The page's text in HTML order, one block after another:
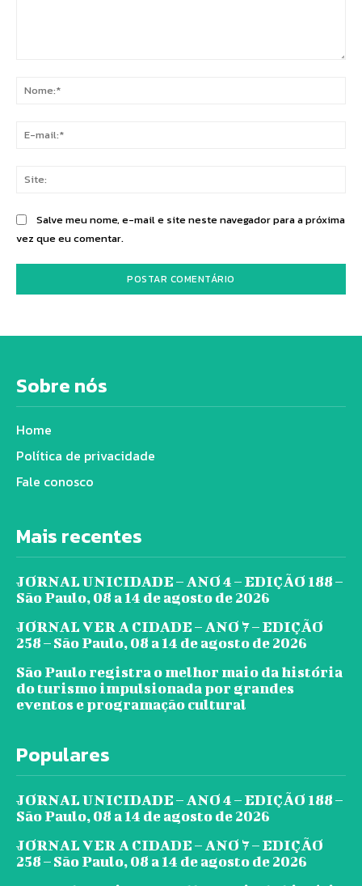
Salve meu nome, e-mail e site neste navegador para a próxima
vez que eu comentar.
Sobre nós
Home
Política de privacidade
Fale conosco
Mais recentes
JORNAL UNICIDADE – ANO 4 – EDIÇÃO 188 –
São Paulo, 08 a 14 de agosto de 2026
JORNAL VER A CIDADE – ANO 7 – EDIÇÃO
258 – São Paulo, 08 a 14 de agosto de 2026
São Paulo registra o melhor maio da história
do turismo impulsionada por grandes
eventos e programação cultural
Populares
JORNAL UNICIDADE – ANO 4 – EDIÇÃO 188 –
São Paulo, 08 a 14 de agosto de 2026
JORNAL VER A CIDADE – ANO 7 – EDIÇÃO
258 – São Paulo, 08 a 14 de agosto de 2026